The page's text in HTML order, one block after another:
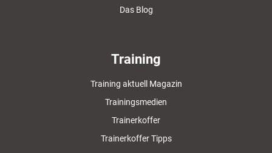
Das Blog
Training
Training aktuell Magazin
Trainingsmedien
Trainerkoffer
Trainerkoffer Tipps